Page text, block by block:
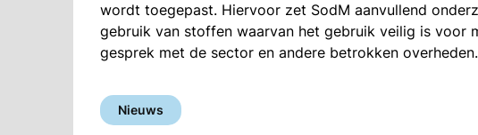
wordt toegepast. Hiervoor zet SodM aanvullend
gebruik van stoffen waarvan het gebruik veilig is voor
gesprek met de sector en andere betrokken
Nieuws